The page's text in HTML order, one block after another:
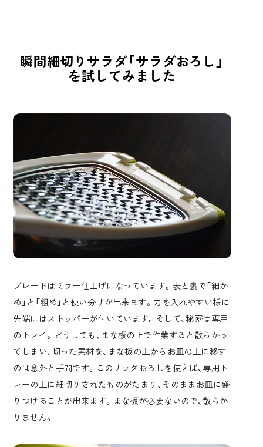
瞬間細切りサラダ「サラダおろし」
を試してみました
ブレードはミラー仕上げになっています。表と裏で「細か
め」と「粗め」と使い分けが出来ます。力を入れやすい様に
先端にはストッパーが付いています。そして、秘密は専用
のトレイ。どうしても、まな板の上で作業すると散らかっ
てしまい、切った素材を、まな板の上からお皿の上に移す
のは意外と手間です。このサラダおろしを使えば、専用ト
レーの上に細切りされたものがたまり、そのままお皿に盛
りつけることが出来ます。まな板が必要ないので、散らか
りません。